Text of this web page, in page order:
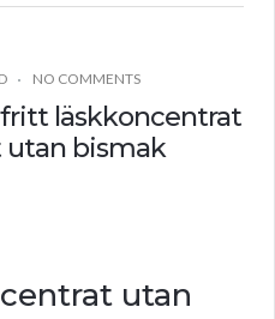
NO COMMENTS
läskkoncentrat
utan bismak
utan